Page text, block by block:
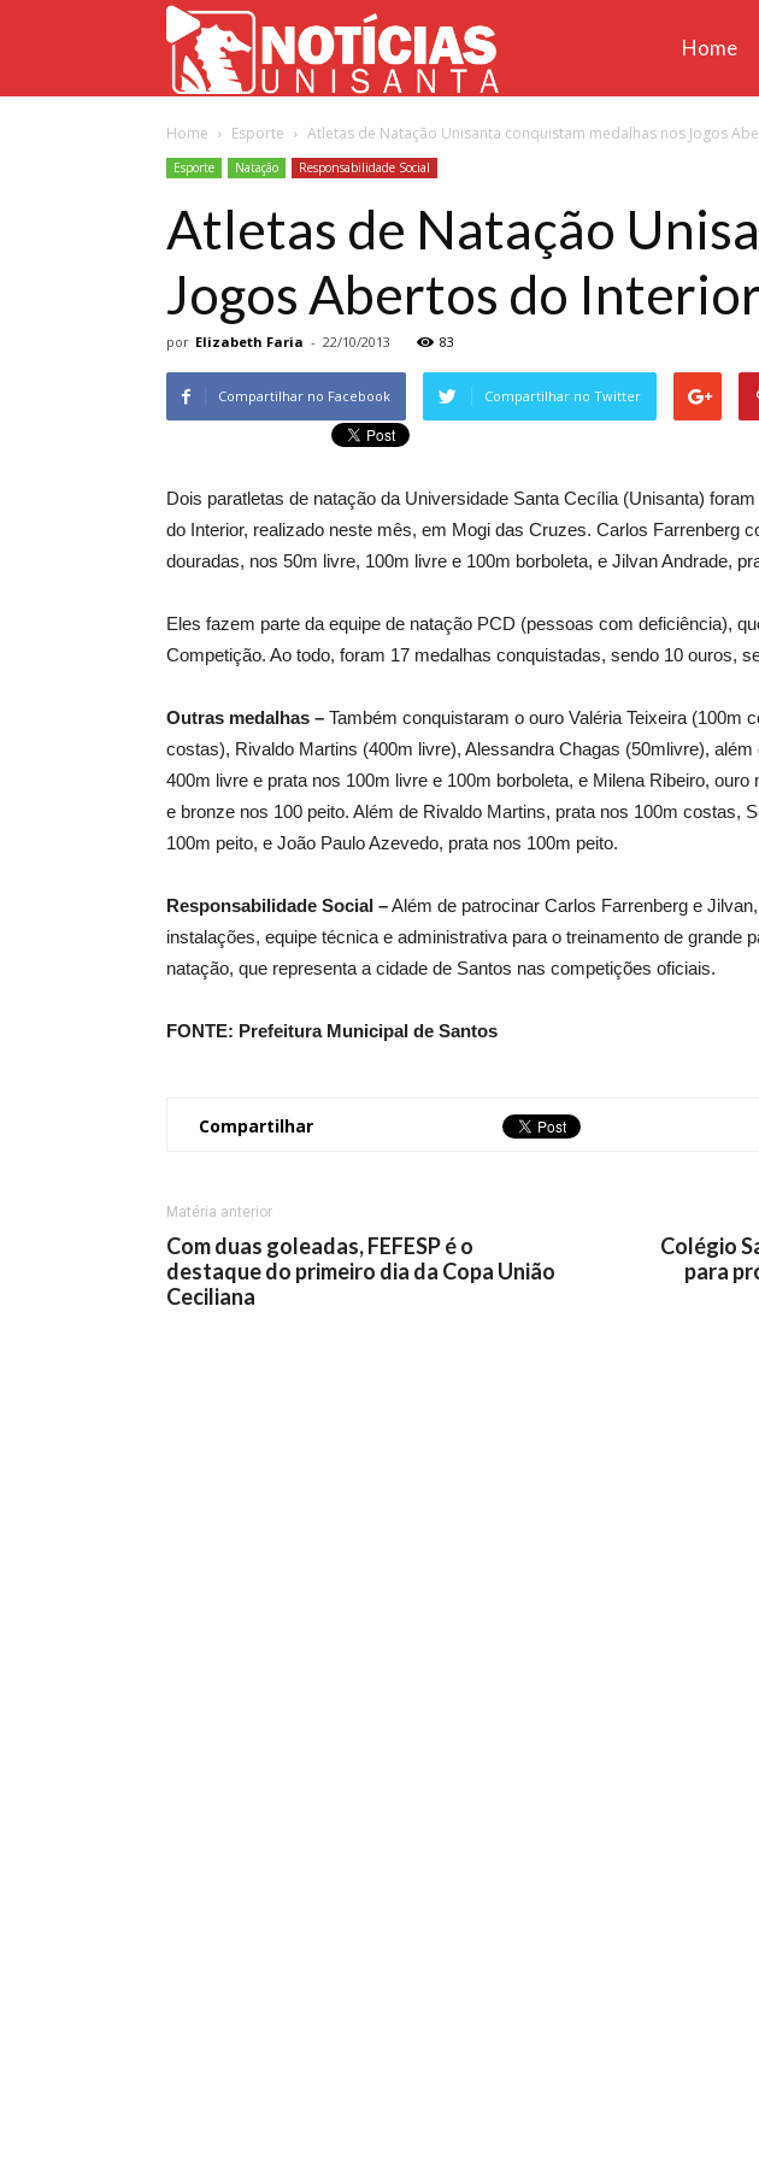
Unisanta
Home
Home Esporte Atletas de Natação Unisanta conquistam medalhas nos Jogos
Esporte Natação Responsabilidade Social
Atletas de Natação
Jogos Abertos do
por Elizabeth Faria - 22/10/2013 83
Compartilhar no Facebook Compartilhar no Twitter
Dois paratletas de natação da Universidade Santa Cecília (Unisanta)
do Interior, realizado neste mês, em Mogi das Cruzes. Carlos Farrenberg
douradas, nos 50m livre, 100m livre e 100m borboleta, e Jilvan Andrade,
Eles fazem parte da equipe de natação PCD (pessoas com deficiência),
Competição. Ao todo, foram 17 medalhas conquistadas, sendo 10 ouros,
Outras medalhas – Também conquistaram o ouro Valéria Teixeira (100m
costas), Rivaldo Martins (400m livre), Alessandra Chagas (50mlivre), além
400m livre e prata nos 100m livre e 100m borboleta, e Milena Ribeiro,
e bronze nos 100 peito. Além de Rivaldo Martins, prata nos 100m costas,
100m peito, e João Paulo Azevedo, prata nos 100m peito.
Responsabilidade Social –Além de patrocinar Carlos Farrenberg e
instalações, equipe técnica e administrativa para o treinamento de grande
natação, que representa a cidade de Santos nas competições oficiais.
FONTE: Prefeitura Municipal de Santos
Compartilhar
Matéria anterior
Com duas goleadas, FEFESP é o
destaque do primeiro dia da Copa União
Ceciliana
Colégio
para